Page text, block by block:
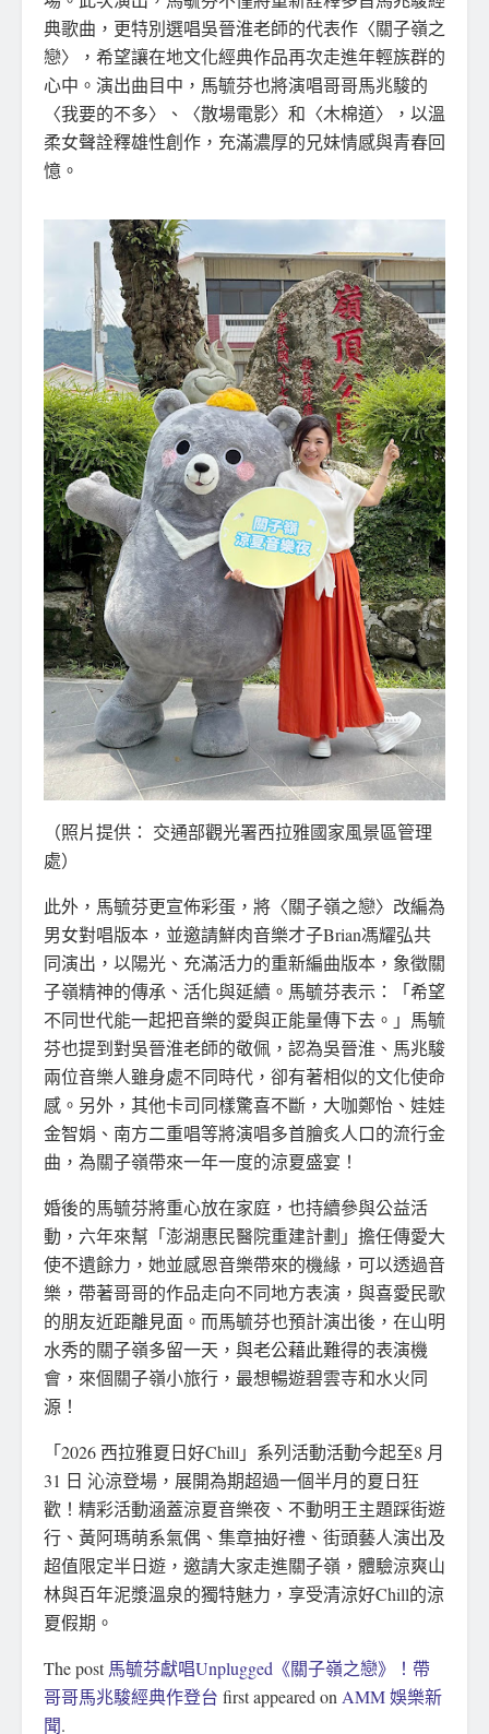
典歌曲，更特別選唱吳晉淮老師的代表作〈關子嶺之
戀〉，希望讓在地文化經典作品再次走進年輕族群的
心中。演出曲目中，馬毓芬也將演唱哥哥馬兆駿的
〈我要的不多〉、〈散場電影〉和〈木棉道〉，以溫
柔女聲詮釋雄性創作，充滿濃厚的兄妹情感與青春回
憶。
（照片提供： 交通部觀光署西拉雅國家風景區管理
處）
此外，馬毓芬更宣佈彩蛋，將〈關子嶺之戀〉改編為
男女對唱版本，並邀請鮮肉音樂才子Brian馮耀弘共
同演出，以陽光、充滿活力的重新編曲版本，象徵關
子嶺精神的傳承、活化與延續。馬毓芬表示：「希望
不同世代能一起把音樂的愛與正能量傳下去。」馬毓
芬也提到對吳晉淮老師的敬佩，認為吳晉淮、馬兆駿
兩位音樂人雖身處不同時代，卻有著相似的文化使命
感。另外，其他卡司同樣驚喜不斷，大咖鄭怡、娃娃
金智娟、南方二重唱等將演唱多首膾炙人口的流行金
曲，為關子嶺帶來一年一度的涼夏盛宴！
婚後的馬毓芬將重心放在家庭，也持續參與公益活
動，六年來幫「澎湖惠民醫院重建計劃」擔任傳愛大
使不遺餘力，她並感恩音樂帶來的機緣，可以透過音
樂，帶著哥哥的作品走向不同地方表演，與喜愛民歌
的朋友近距離見面。而馬毓芬也預計演出後，在山明
水秀的關子嶺多留一天，與老公藉此難得的表演機
會，來個關子嶺小旅行，最想暢遊碧雲寺和水火同
源！
「2026 西拉雅夏日好Chill」系列活動活動今起至8 月
31 日 沁涼登場，展開為期超過一個半月的夏日狂
歡！精彩活動涵蓋涼夏音樂夜、不動明王主題踩街遊
行、黃阿瑪萌系氣偶、集章抽好禮、街頭藝人演出及
超值限定半日遊，邀請大家走進關子嶺，體驗涼爽山
林與百年泥漿溫泉的獨特魅力，享受清涼好Chill的涼
夏假期。
The post馬毓芬獻唱Unplugged《關子嶺之戀》！帶
哥哥馬兆駿經典作登台 first appeared onAMM 娛樂新
聞.